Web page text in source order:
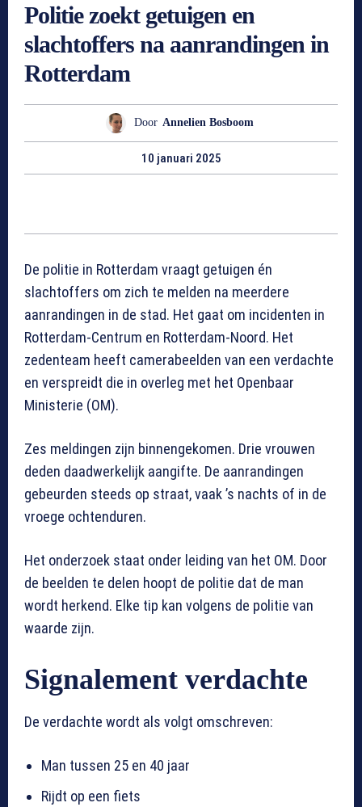
Politie zoekt getuigen en
slachtoffers na aanrandingen in
Rotterdam
Door Annelien Bosboom
10 januari 2025
De politie in Rotterdam vraagt getuigen én
slachtoffers om zich te melden na meerdere
aanrandingen in de stad. Het gaat om incidenten in
Rotterdam-Centrum en Rotterdam-Noord. Het
zedenteam heeft camerabeelden van een verdachte
en verspreidt die in overleg met het Openbaar
Ministerie (OM).
Zes meldingen zijn binnengekomen. Drie vrouwen
deden daadwerkelijk aangifte. De aanrandingen
gebeurden steeds op straat, vaak ’s nachts of in de
vroege ochtenduren.
Het onderzoek staat onder leiding van het OM. Door
de beelden te delen hoopt de politie dat de man
wordt herkend. Elke tip kan volgens de politie van
waarde zijn.
Signalement verdachte
De verdachte wordt als volgt omschreven:
Man tussen 25 en 40 jaar
Rijdt op een fiets